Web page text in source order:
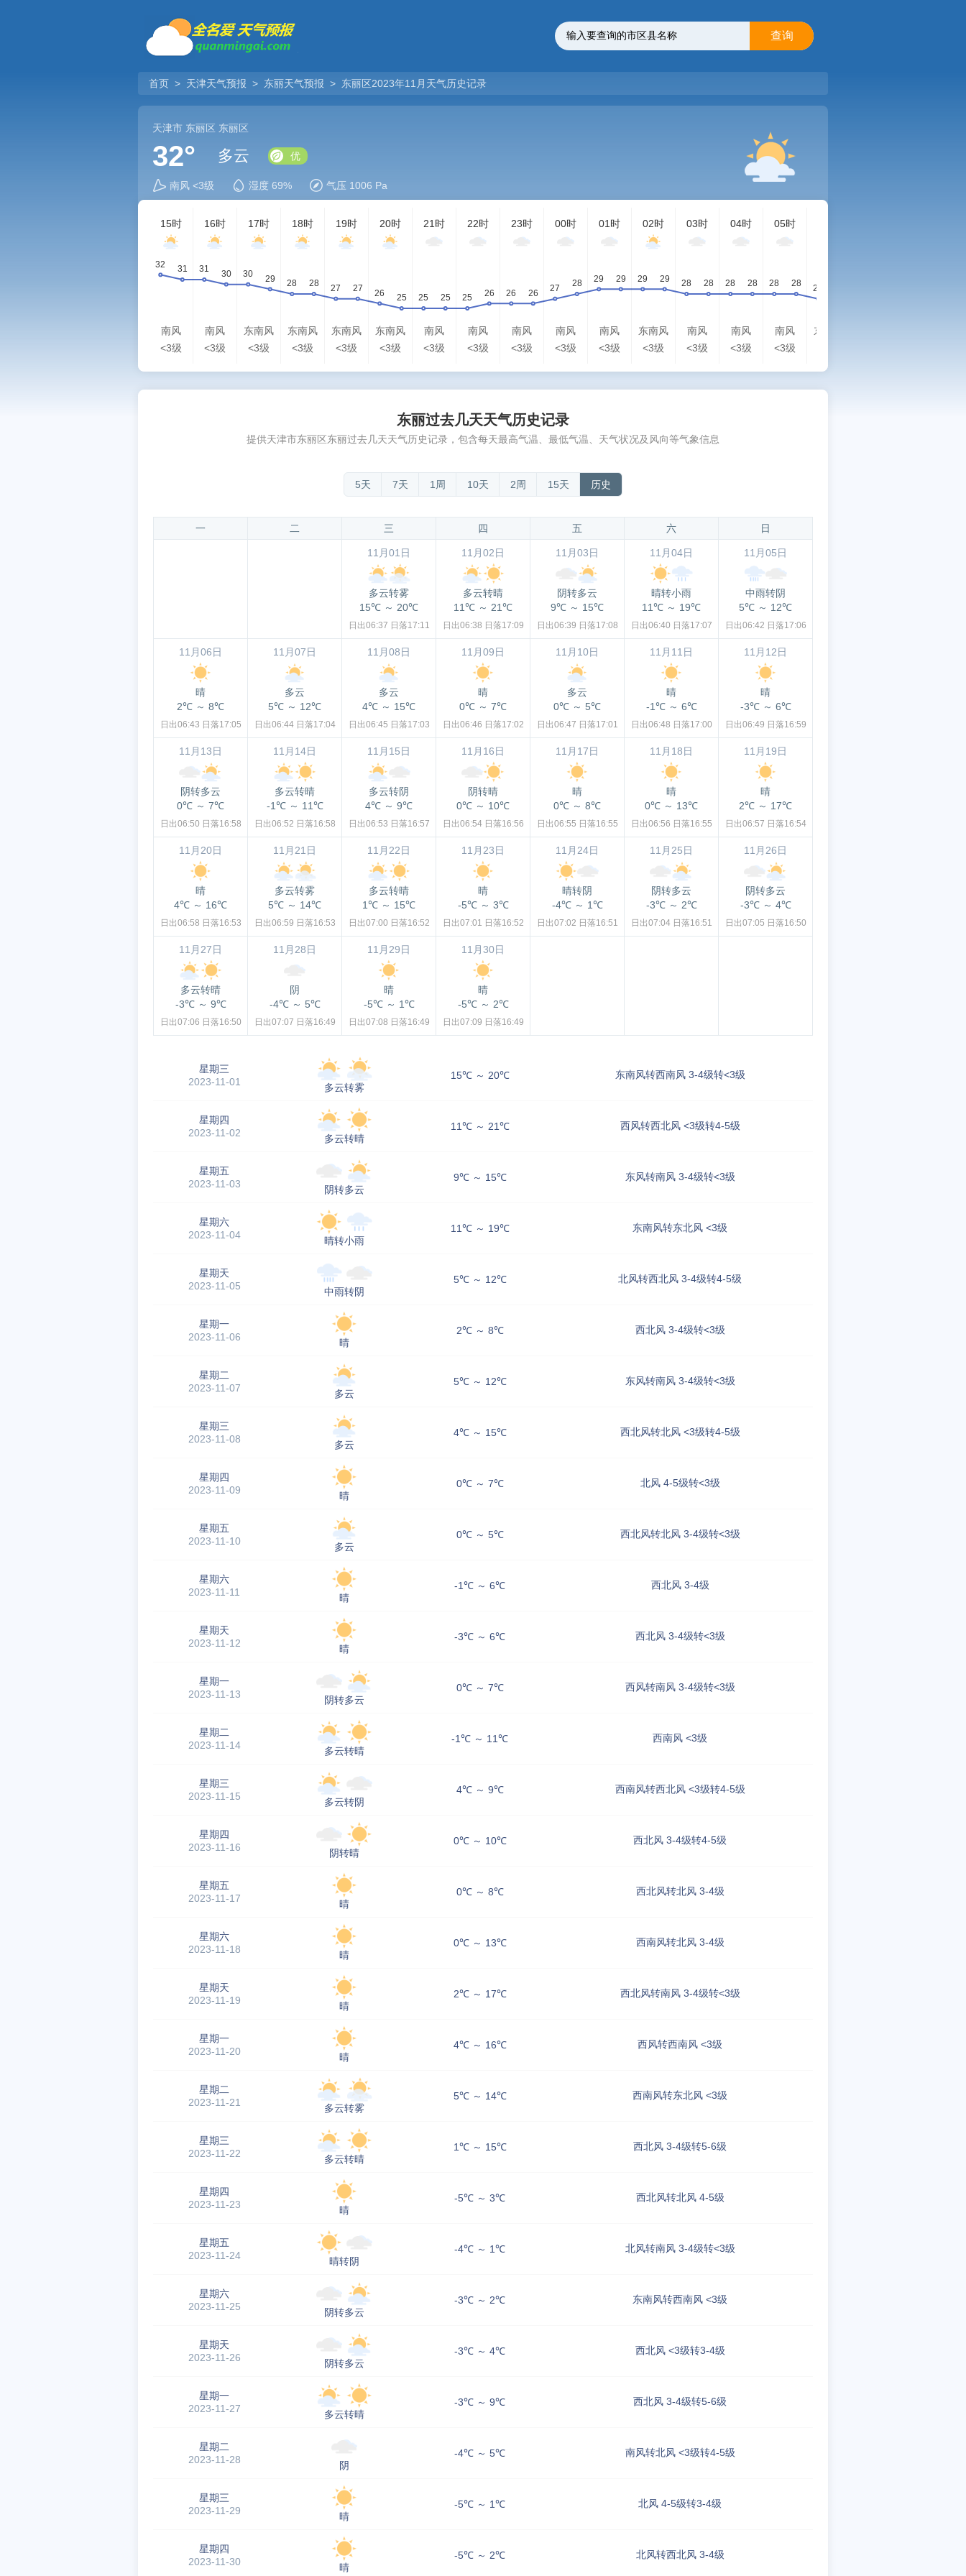
查询
首页 > 天津天气预报 > 东丽天气预报 > 东丽区2023年11月天气历史记录
天津市 东丽区 东丽区
32° 多云 优
南风 <3级 湿度 69% 气压 1006 Pa
15时
南风
<3级
16时
南风
<3级
17时
东南风
<3级
18时
东南风
<3级
19时
东南风
<3级
20时
东南风
<3级
21时
南风
<3级
22时
南风
<3级
23时
南风
<3级
00时
南风
<3级
01时
南风
<3级
02时
东南风
<3级
03时
南风
<3级
04时
南风
<3级
05时
南风
<3级
东南风
东丽过去几天天气历史记录
提供天津市东丽区东丽过去几天天气历史记录，包含每天最高气温、最低气温、天气状况及风向等气象信息
5天 7天 1周 10天 2周 15天 历史
一 二 三 四 五 六 日
11月01日
多云转雾
15℃ ～ 20℃
日出06:37 日落17:11
11月02日
多云转晴
11℃ ～ 21℃
日出06:38 日落17:09
11月03日
阴转多云
9℃ ～ 15℃
日出06:39 日落17:08
11月04日
晴转小雨
11℃ ～ 19℃
日出06:40 日落17:07
11月05日
中雨转阴
5℃ ～ 12℃
日出06:42 日落17:06
11月06日
晴
2℃ ～ 8℃
日出06:43 日落17:05
11月07日
多云
5℃ ～ 12℃
日出06:44 日落17:04
11月08日
多云
4℃ ～ 15℃
日出06:45 日落17:03
11月09日
晴
0℃ ～ 7℃
日出06:46 日落17:02
11月10日
多云
0℃ ～ 5℃
日出06:47 日落17:01
11月11日
晴
-1℃ ～ 6℃
日出06:48 日落17:00
11月12日
晴
-3℃ ～ 6℃
日出06:49 日落16:59
11月13日
阴转多云
0℃ ～ 7℃
日出06:50 日落16:58
11月14日
多云转晴
-1℃ ～ 11℃
日出06:52 日落16:58
11月15日
多云转阴
4℃ ～ 9℃
日出06:53 日落16:57
11月16日
阴转晴
0℃ ～ 10℃
日出06:54 日落16:56
11月17日
晴
0℃ ～ 8℃
日出06:55 日落16:55
11月18日
晴
0℃ ～ 13℃
日出06:56 日落16:55
11月19日
晴
2℃ ～ 17℃
日出06:57 日落16:54
11月20日
晴
4℃ ～ 16℃
日出06:58 日落16:53
11月21日
多云转雾
5℃ ～ 14℃
日出06:59 日落16:53
11月22日
多云转晴
1℃ ～ 15℃
日出07:00 日落16:52
11月23日
晴
-5℃ ～ 3℃
日出07:01 日落16:52
11月24日
晴转阴
-4℃ ～ 1℃
日出07:02 日落16:51
11月25日
阴转多云
-3℃ ～ 2℃
日出07:04 日落16:51
11月26日
阴转多云
-3℃ ～ 4℃
日出07:05 日落16:50
11月27日
多云转晴
-3℃ ～ 9℃
日出07:06 日落16:50
11月28日
阴
-4℃ ～ 5℃
日出07:07 日落16:49
11月29日
晴
-5℃ ～ 1℃
日出07:08 日落16:49
11月30日
晴
-5℃ ～ 2℃
日出07:09 日落16:49
星期三
2023-11-01
多云转雾
15℃ ～ 20℃ 东南风转西南风 3-4级转<3级
星期四
2023-11-02
多云转晴
11℃ ～ 21℃ 西风转西北风 <3级转4-5级
星期五
2023-11-03
阴转多云
9℃ ～ 15℃ 东风转南风 3-4级转<3级
星期六
2023-11-04
晴转小雨
11℃ ～ 19℃ 东南风转东北风 <3级
星期天
2023-11-05
中雨转阴
5℃ ～ 12℃ 北风转西北风 3-4级转4-5级
星期一
2023-11-06
晴
2℃ ～ 8℃ 西北风 3-4级转<3级
星期二
2023-11-07
多云
5℃ ～ 12℃ 东风转南风 3-4级转<3级
星期三
2023-11-08
多云
4℃ ～ 15℃ 西北风转北风 <3级转4-5级
星期四
2023-11-09
晴
0℃ ～ 7℃ 北风 4-5级转<3级
星期五
2023-11-10
多云
0℃ ～ 5℃ 西北风转北风 3-4级转<3级
星期六
2023-11-11
晴
-1℃ ～ 6℃ 西北风 3-4级
星期天
2023-11-12
晴
-3℃ ～ 6℃ 西北风 3-4级转<3级
星期一
2023-11-13
阴转多云
0℃ ～ 7℃ 西风转南风 3-4级转<3级
星期二
2023-11-14
多云转晴
-1℃ ～ 11℃ 西南风 <3级
星期三
2023-11-15
多云转阴
4℃ ～ 9℃ 西南风转西北风 <3级转4-5级
星期四
2023-11-16
阴转晴
0℃ ～ 10℃ 西北风 3-4级转4-5级
星期五
2023-11-17
晴
0℃ ～ 8℃ 西北风转北风 3-4级
星期六
2023-11-18
晴
0℃ ～ 13℃ 西南风转北风 3-4级
星期天
2023-11-19
晴
2℃ ～ 17℃ 西北风转南风 3-4级转<3级
星期一
2023-11-20
晴
4℃ ～ 16℃ 西风转西南风 <3级
星期二
2023-11-21
多云转雾
5℃ ～ 14℃ 西南风转东北风 <3级
星期三
2023-11-22
多云转晴
1℃ ～ 15℃ 西北风 3-4级转5-6级
星期四
2023-11-23
晴
-5℃ ～ 3℃ 西北风转北风 4-5级
星期五
2023-11-24
晴转阴
-4℃ ～ 1℃ 北风转南风 3-4级转<3级
星期六
2023-11-25
阴转多云
-3℃ ～ 2℃ 东南风转西南风 <3级
星期天
2023-11-26
阴转多云
-3℃ ～ 4℃ 西北风 <3级转3-4级
星期一
2023-11-27
多云转晴
-3℃ ～ 9℃ 西北风 3-4级转5-6级
星期二
2023-11-28
阴
-4℃ ～ 5℃ 南风转北风 <3级转4-5级
星期三
2023-11-29
晴
-5℃ ～ 1℃ 北风 4-5级转3-4级
星期四
2023-11-30
晴
-5℃ ～ 2℃ 北风转西北风 3-4级